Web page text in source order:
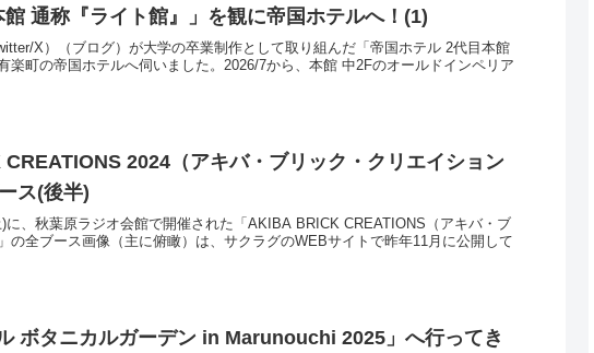
館 通称『ライト館』」を観に帝国ホテルへ！(1)
X）（ブログ）が大学の卒業制作として取り組んだ「帝国ホテル 2代目本館
楽町の帝国ホテルへ伺いました。2026/7から、本館 中2Fのオールドインペリア
2024（アキバ・ブリック・クリエイション
ス(後半)
に、秋葉原ラジオ会館で開催された「AKIBA BRICK CREATIONS（アキバ・ブ
の全ブース画像（主に俯瞰）は、サクラグのWEBサイトで昨年11月に公開して
ボタニカルガーデン in Marunouchi 2025」へ行ってき